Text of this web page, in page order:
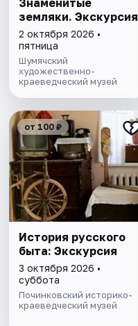
Знаменитые
земляки. Экскурсия
2 октября 2026 •
пятница
Шумячский
художественно-
краеведческий музей
от 100 ₽
История русского
быта: Экскурсия
3 октября 2026 •
суббота
Починковский историко-
краеведческий музей